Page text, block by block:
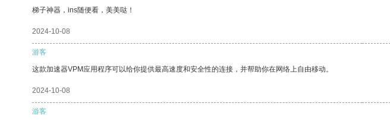
梯子神器，ins随便看，美美哒！
2024-10-08
游客
这款加速器VPM应用程序可以给你提供最高速度和安全性的连接，并帮助你在网络上自由移动。
2024-10-08
游客